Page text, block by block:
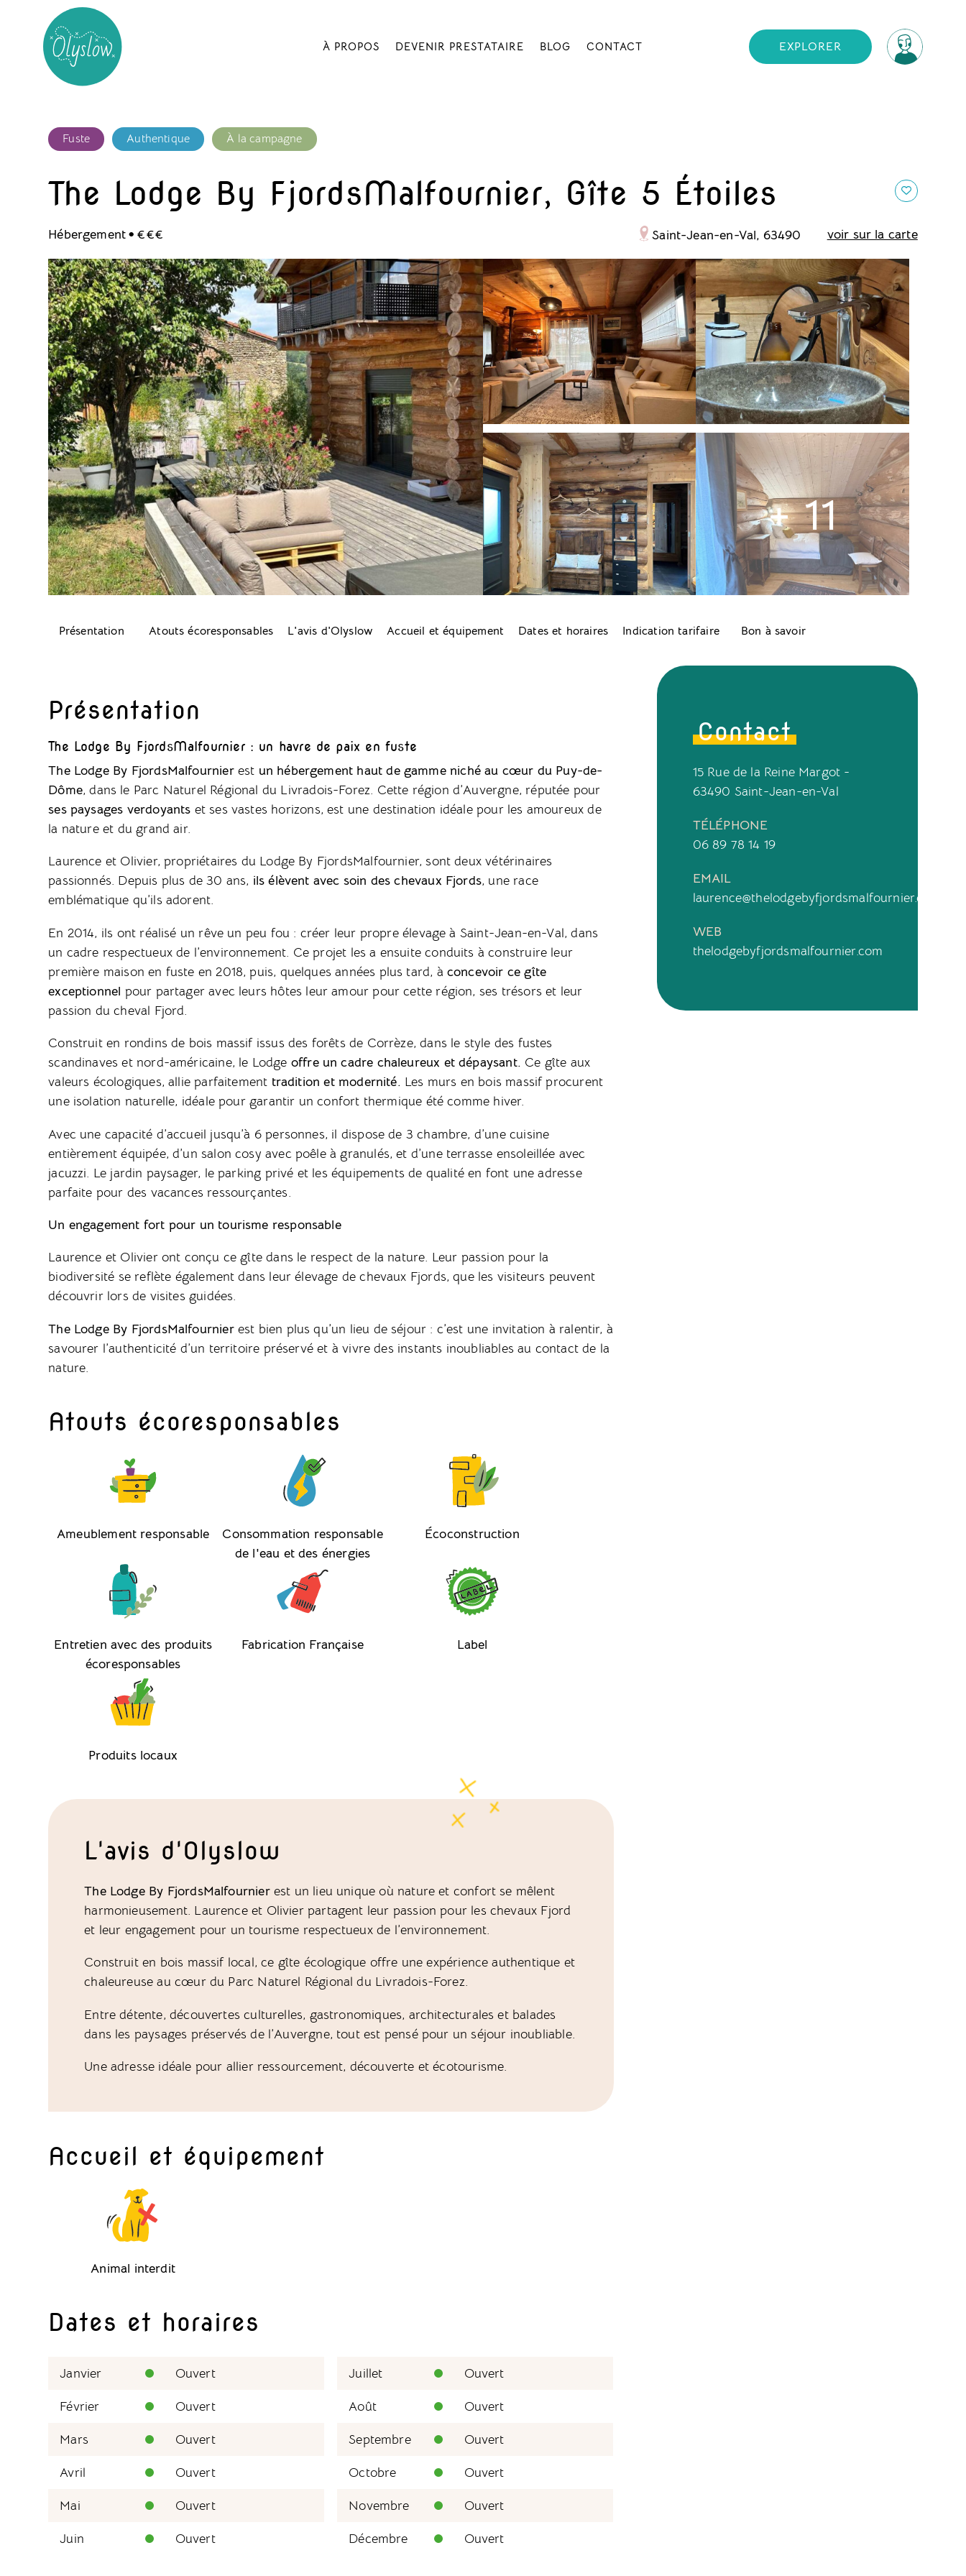
À PROPOS DEVENIR PRESTATAIRE BLOG CONTACT EXPLORER
Fuste Authentique À la campagne
The Lodge By FjordsMalfournier, Gîte 5 Étoiles
Hébergement.€€€ Saint-Jean-en-Val, 63490 voir sur la carte
+ 11
Présentation Atouts écoresponsables L'avis d'Olyslow Accueil et équipement Dates et horaires Indication tarifaire Bon à savoir
Présentation
The Lodge By FjordsMalfournier : un havre de paix en fuste
The Lodge By FjordsMalfournierest un hébergement haut de gamme niché au cœur du Puy-de-
Dôme, dans le Parc Naturel Régional du Livradois-Forez. Cette région d’Auvergne, réputée pour
ses paysages verdoyants et ses vastes horizons, est une destination idéale pour les amoureux de
la nature et du grand air.
Laurence et Olivier, propriétaires du Lodge By FjordsMalfournier, sont deux vétérinaires
passionnés. Depuis plus de 30 ans, ils élèvent avec soin des chevaux Fjords, une race
emblématique qu’ils adorent.
En 2014, ils ont réalisé un rêve un peu fou : créer leur propre élevage à Saint-Jean-en-Val, dans
un cadre respectueux de l’environnement. Ce projet les a ensuite conduits à construire leur
première maison en fuste en 2018, puis, quelques années plus tard, à concevoir ce gîte
exceptionnel pour partager avec leurs hôtes leur amour pour cette région, ses trésors et leur
passion du cheval Fjord.
Construit en rondins de bois massif issus des forêts de Corrèze, dans le style des fustes
scandinaves et nord-américaine, le Lodge offre un cadre chaleureux et dépaysant. Ce gîte aux
valeurs écologiques, allie parfaitement tradition et modernité. Les murs en bois massif procurent
une isolation naturelle, idéale pour garantir un confort thermique été comme hiver.
Avec une capacité d’accueil jusqu’à 6 personnes, il dispose de 3 chambre, d’une cuisine
entièrement équipée, d’un salon cosy avec poêle à granulés, et d’une terrasse ensoleillée avec
jacuzzi. Le jardin paysager, le parking privé et les équipements de qualité en font une adresse
parfaite pour des vacances ressourçantes.
Un engagement fort pour un tourisme responsable
Laurence et Olivier ont conçu ce gîte dans le respect de la nature. Leur passion pour la
biodiversité se reflète également dans leur élevage de chevaux Fjords, que les visiteurs peuvent
découvrir lors de visites guidées.
The Lodge By FjordsMalfournierest bien plus qu’un lieu de séjour : c’est une invitation à ralentir, à
savourer l’authenticité d’un territoire préservé et à vivre des instants inoubliables au contact de la
nature.
Atouts écoresponsables
Ameublement responsable
Consommation responsable
de l'eau et des énergies
Écoconstruction
Entretien avec des produits
écoresponsables
Fabrication Française Label
Produits locaux
L'avis d'Olyslow
The Lodge By FjordsMalfournierest un lieu unique où nature et confort se mêlent
harmonieusement. Laurence et Olivier partagent leur passion pour les chevaux Fjord
et leur engagement pour un tourisme respectueux de l’environnement.
Construit en bois massif local, ce gîte écologique offre une expérience authentique et
chaleureuse au cœur du Parc Naturel Régional du Livradois-Forez.
Entre détente, découvertes culturelles, gastronomiques, architecturales et balades
dans les paysages préservés de l’Auvergne, tout est pensé pour un séjour inoubliable.
Une adresse idéale pour allier ressourcement, découverte et écotourisme.
Accueil et équipement
Animal interdit
Dates et horaires
Janvier
Ouvert
Février
Ouvert
Mars
Ouvert
Avril
Ouvert
Mai
Ouvert
Juin
Ouvert
Juillet
Ouvert
Août
Ouvert
Septembre
Ouvert
Octobre
Ouvert
Novembre
Ouvert
Décembre
Ouvert
Contact
15 Rue de la Reine Margot -
63490 Saint-Jean-en-Val
TÉLÉPHONE
06 89 78 14 19
EMAIL
laurence@thelodgebyfjordsmalfournier.com
WEB
thelodgebyfjordsmalfournier.com